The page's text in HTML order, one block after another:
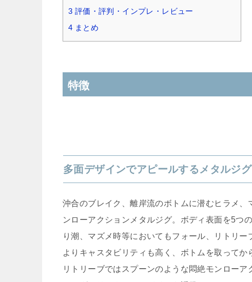
3 評価・評判・インプレ・レビュー
4 まとめ
特徴
多面デザインでアピールするメタルジグ
沖合のブレイク、離岸流のボトムに潜むヒラメ
ンローアクションメタルジグ。ボディ表面を5つ
り潮、マズメ時等においてもフォール、リトリ
よりキャスタビリティも高く、ボトムを取って
リトリーブではスプーンのような悶絶モンロー